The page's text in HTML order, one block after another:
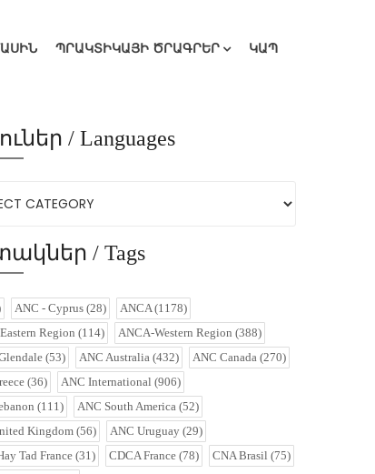
ՊՐԱԿՏԻԿԱՅԻ ԾՐԱԳՐԵՐ ԿԱՊ
/ Languages
/ Tags
ANC - Cyprus (28) ANCA(1178)
Region (114) ANCA-Western Region (388)
(53) ANC Australia (432) ANC Canada (270)
(36) ANC International (906)
(111) ANC South America (52)
Kingdom(56) ANC Uruguay (29)
Tad France (31) CDCA France (78) CNA Brasil (75)